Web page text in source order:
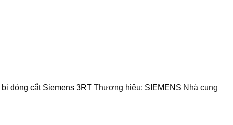
bị đóng cắt Siemens 3RT Thương hiệu: SIEMENS Nhà cung